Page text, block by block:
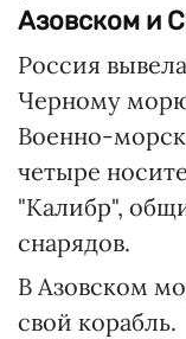
Азовском и
Россия
Черному
Военно-
четыре
"Калибр",
снарядов.
В Азовском
свой корабль.